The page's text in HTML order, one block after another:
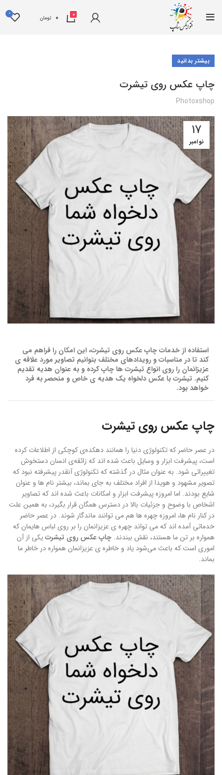
0
0 تومان
0
بیشتر بدانید
چاپ عکس روی تیشرت
Photoxshop
17
نوامبر
استفاده از خدمات چاپ عکس روی تیشرت، این امکان را فراهم می
کند تا در مناسبات و رویدادهای مختلف بتوانیم تصاویر مورد علاقه ی
عزیزانمان را روی انواع تیشرت ها چاپ کرده و به عنوان هدیه تقدیم
کنیم. تیشرت با عکس دلخواه یک هدیه ی خاص و منحصر به فرد
خواهد بود.
چاپ عکس روی تیشرت
در عصر حاضر که تکنولوژی دنیا را همانند دهکده‌ی کوچکی از اطلاعات کرده
است، پیشرفت ابزار و وسایل باعث شده اند که زائقه‌ی انسان دستخوش
تغییراتی شود. به عنوان مثال در گذشته که تکنولوژی آنقدر پیشرفته نبود که
تصویر مشهود و هویدا از افراد مختلف به جای بماند، بیشتر نام ها و عنوان
شایع بودند. اما امروزه پیشرفت ابزار و امکانات باعث شده اند که تصاویر
اشخاص با وضوح و جزئیات بالا در دسترس همگان قرار بگیرد، به همین علت
در کنار نام ها، امروزه چهره ها هم می توانند ماندگار شوند. در عصر حاضر
خدماتی آمده اند که می تواند چهره ی عزیزانمان را بر روی لباس هایمان که
همواره بر تن ما هستند، نقش ببندند. چاپ عکس روی تیشرتیکی از آن
اموری است که باعث می‌شود یاد و خاطره ی عزیزانمان همواره در خاطر ما
بماند.